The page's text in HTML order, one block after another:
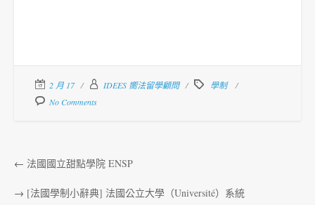
2 月 17 IDEES 嚮法留學顧問
學制
No Comments
← 法國國立甜點學院 ENSP
→ [法國學制小辭典] 法國公立大學（Université）系統